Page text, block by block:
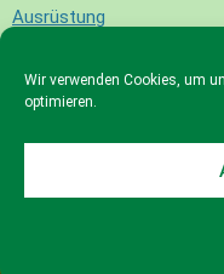
Wir verwenden Cookies, um
optimieren.
Ausrüstung
© 2023